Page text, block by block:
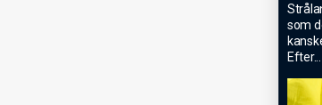
som
Efter...